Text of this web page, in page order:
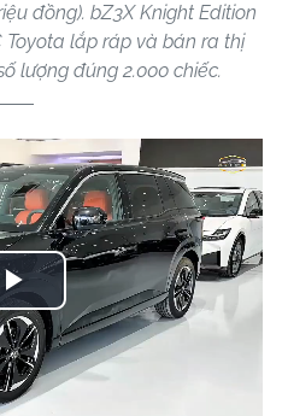
đồng). bZ3X Knight Edition
Toyota lắp ráp và bán ra thị
lượng đúng 2.000 chiếc.
Play
Video